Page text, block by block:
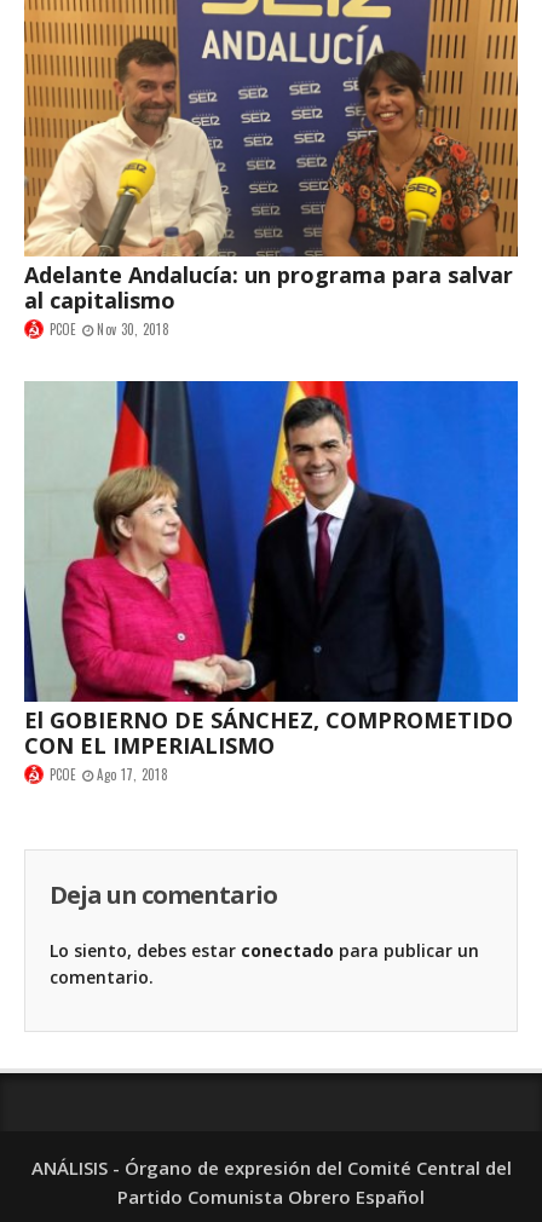
Adelante Andalucía: un programa para salvar
al capitalismo
PCOE Nov 30, 2018
El GOBIERNO DE SÁNCHEZ, COMPROMETIDO
CON EL IMPERIALISMO
PCOE Ago 17, 2018
Deja un comentario
Lo siento, debes estar conectado para publicar un
comentario.
ANÁLISIS - Órgano de expresión del Comité Central del
Partido Comunista Obrero Español